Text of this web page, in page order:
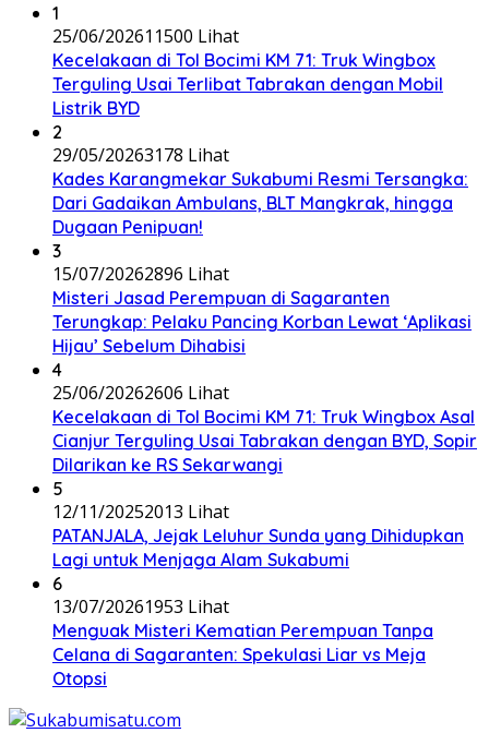
1
25/06/202611500 Lihat
Kecelakaan di Tol Bocimi KM 71: Truk Wingbox
Terguling Usai Terlibat Tabrakan dengan Mobil
Listrik BYD
2
29/05/20263178 Lihat
Kades Karangmekar Sukabumi Resmi Tersangka:
Dari Gadaikan Ambulans, BLT Mangkrak, hingga
Dugaan Penipuan!
3
15/07/20262896 Lihat
Misteri Jasad Perempuan di Sagaranten
Terungkap: Pelaku Pancing Korban Lewat ‘Aplikasi
Hijau’ Sebelum Dihabisi
4
25/06/20262606 Lihat
Kecelakaan di Tol Bocimi KM 71: Truk Wingbox Asal
Cianjur Terguling Usai Tabrakan dengan BYD, Sopir
Dilarikan ke RS Sekarwangi
5
12/11/20252013 Lihat
PATANJALA, Jejak Leluhur Sunda yang Dihidupkan
Lagi untuk Menjaga Alam Sukabumi
6
13/07/20261953 Lihat
Menguak Misteri Kematian Perempuan Tanpa
Celana di Sagaranten: Spekulasi Liar vs Meja
Otopsi